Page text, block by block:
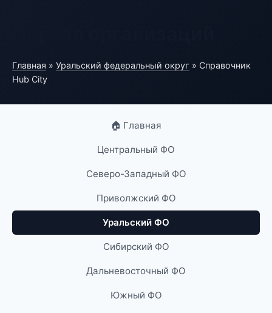
Главная » Уральский федеральный округ » Справочник
Hub City
🏠 Главная
Центральный ФО
Северо-Западный ФО
Приволжский ФО
Уральский ФО
Сибирский ФО
Дальневосточный ФО
Южный ФО